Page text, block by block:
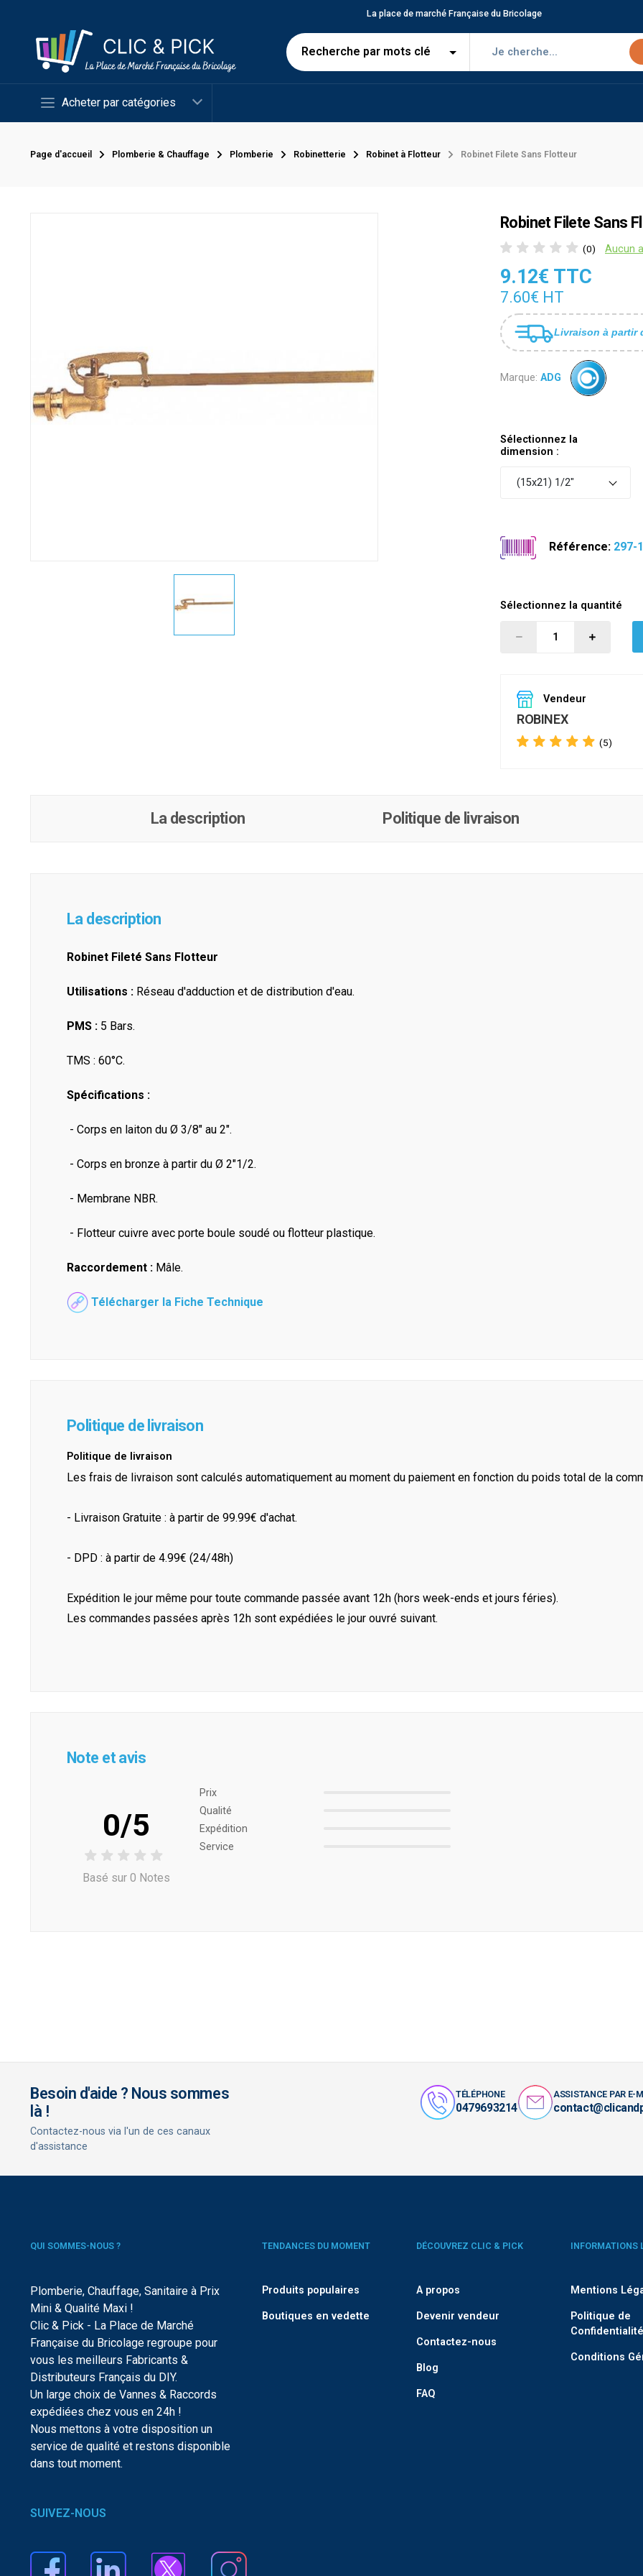
La place de marché Française du Bricolage
Acheter par catégories
Page d'accueil Plomberie & Chauffage Plomberie Robinetterie Robinet à Flotteur Robinet Filete Sans Flotteur
Robinet Filete Sans
(0) Aucun
9.12€ TTC
7.60€ HT
Livraison à partir
Marque: ADG
Sélectionnez la
dimension :
(15x21) 1/2"
Référence: 297-
Sélectionnez la quantité
Vendeur
ROBINEX
(5)
La description Politique de livraison
La description
Robinet Fileté Sans Flotteur
Utilisations : Réseau d'adduction et de distribution d'eau.
PMS : 5 Bars.
TMS : 60°C.
Spécifications :
- Corps en laiton du Ø 3/8" au 2".
- Corps en bronze à partir du Ø 2"1/2.
- Membrane NBR.
- Flotteur cuivre avec porte boule soudé ou flotteur plastique.
Raccordement : Mâle.
Télécharger la Fiche Technique
Politique de livraison
Politique de livraison
Les frais de livraison sont calculés automatiquement au moment du paiement en fonction du poids total de la
- Livraison Gratuite : à partir de 99.99€ d'achat.
- DPD : à partir de 4.99€ (24/48h)
Expédition le jour même pour toute commande passée avant 12h (hors week-ends et jours féries).
Les commandes passées après 12h sont expédiées le jour ouvré suivant.
Note et avis
0/5
Basé sur 0 Notes
Prix ​​
Qualité
Expédition
Service
Besoin d'aide ? Nous sommes
là !
Contactez-nous via l'un de ces canaux
d'assistance
TÉLÉPHONE
0479693214
ASSISTANCE PAR E-
QUI SOMMES-NOUS ?
Plomberie, Chauffage, Sanitaire à Prix
Mini & Qualité Maxi !
Clic & Pick - La Place de Marché
Française du Bricolage regroupe pour
vous les meilleurs Fabricants &
Distributeurs Français du DIY.
Un large choix de Vannes & Raccords
expédiées chez vous en 24h !
Nous mettons à votre disposition un
service de qualité et restons disponible
dans tout moment.
TENDANCES DU MOMENT
Produits populaires
Boutiques en vedette
DÉCOUVREZ CLIC & PICK
A propos
Devenir vendeur
Contactez-nous
Blog
FAQ
INFORMATIONS
Mentions
Politique de
Confidentialité
Conditions
SUIVEZ-NOUS